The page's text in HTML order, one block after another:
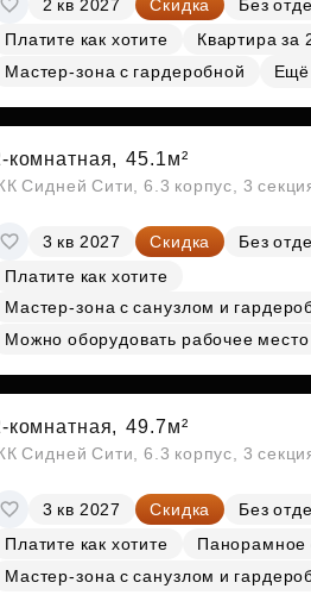
2 кв 2027 Скидка
Без
Платите как хотите
Квартира за
Мастер-зона с гардеробной
Ещё
комнатная, 45.1м²
Сидней Сити, 6.3 корпус, 3
3 кв 2027 Скидка
Без
Платите как хотите
Мастер-зона с санузлом и
Можно оборудовать рабочее место
комнатная, 49.7м²
Сидней Сити, 6.3 корпус, 3
3 кв 2027 Скидка
Без
Платите как хотите
Панорамное
Мастер-зона с санузлом и